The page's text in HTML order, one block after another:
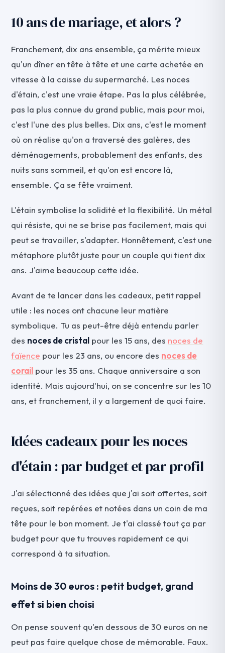
10 ans de mariage, et alors ?
Franchement, dix ans ensemble, ça mérite mieux
qu'un dîner en tête à tête et une carte achetée en
vitesse à la caisse du supermarché. Les noces
d'étain, c'est une vraie étape. Pas la plus célébrée,
pas la plus connue du grand public, mais pour moi,
c'est l'une des plus belles. Dix ans, c'est le moment
où on réalise qu'on a traversé des galères, des
déménagements, probablement des enfants, des
nuits sans sommeil, et qu'on est encore là,
ensemble. Ça se fête vraiment.
L'étain symbolise la solidité et la flexibilité. Un métal
qui résiste, qui ne se brise pas facilement, mais qui
peut se travailler, s'adapter. Honnêtement, c'est une
métaphore plutôt juste pour un couple qui tient dix
ans. J'aime beaucoup cette idée.
Avant de te lancer dans les cadeaux, petit rappel
utile : les noces ont chacune leur matière
symbolique. Tu as peut-être déjà entendu parler
des noces de cristal pour les 15 ans, des noces de
faïence pour les 23 ans, ou encore des noces de
corail pour les 35 ans. Chaque anniversaire a son
identité. Mais aujourd'hui, on se concentre sur les 10
ans, et franchement, il y a largement de quoi faire.
Idées cadeaux pour les noces
d'étain : par budget et par profil
J'ai sélectionné des idées que j'ai soit offertes, soit
reçues, soit repérées et notées dans un coin de ma
tête pour le bon moment. Je t'ai classé tout ça par
budget pour que tu trouves rapidement ce qui
correspond à ta situation.
Moins de 30 euros : petit budget, grand
effet si bien choisi
On pense souvent qu'en dessous de 30 euros on ne
peut pas faire quelque chose de mémorable. Faux.